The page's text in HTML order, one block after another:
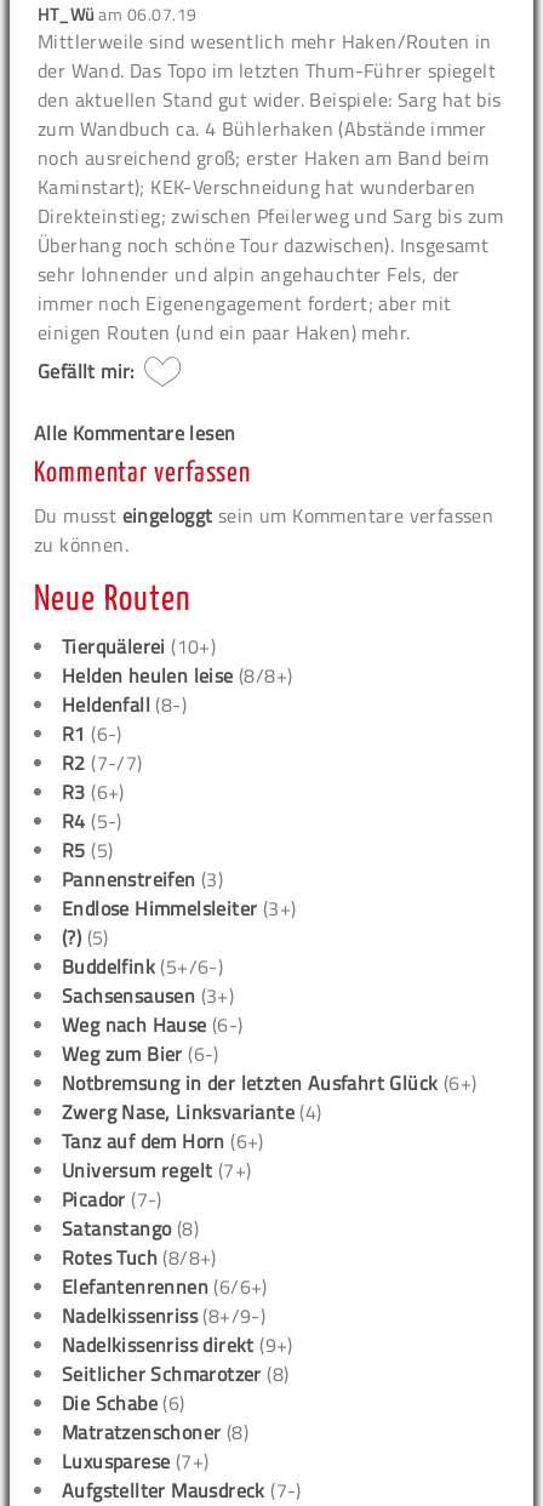
HT_Wüam 06.07.19
Mittlerweile sind wesentlich mehr Haken/Routen in
der Wand. Das Topo im letzten Thum-Führer spiegelt
den aktuellen Stand gut wider. Beispiele: Sarg hat bis
zum Wandbuch ca. 4 Bühlerhaken (Abstände immer
noch ausreichend groß; erster Haken am Band beim
Kaminstart); KEK-Verschneidung hat wunderbaren
Direkteinstieg; zwischen Pfeilerweg und Sarg bis zum
Überhang noch schöne Tour dazwischen). Insgesamt
sehr lohnender und alpin angehauchter Fels, der
immer noch Eigenengagement fordert; aber mit
einigen Routen (und ein paar Haken) mehr.
Gefällt mir:
Alle Kommentare lesen
Kommentar verfassen
Du musst eingeloggt sein um Kommentare verfassen
zu können.
Neue Routen
Tierquälerei (10+)
Helden heulen leise (8/8+)
Heldenfall (8-)
R1 (6-)
R2 (7-/7)
R3 (6+)
R4 (5-)
R5 (5)
Pannenstreifen (3)
Endlose Himmelsleiter (3+)
(?) (5)
Buddelfink (5+/6-)
Sachsensausen (3+)
Weg nach Hause (6-)
Weg zum Bier (6-)
Notbremsung in der letzten Ausfahrt Glück (6+)
Zwerg Nase, Linksvariante (4)
Tanz auf dem Horn (6+)
Universum regelt (7+)
Picador (7-)
Satanstango(8)
Rotes Tuch (8/8+)
Elefantenrennen (6/6+)
Nadelkissenriss(8+/9-)
Nadelkissenriss direkt (9+)
Seitlicher Schmarotzer (8)
Die Schabe (6)
Matratzenschoner (8)
Luxusparese (7+)
Aufgstellter Mausdreck (7-)